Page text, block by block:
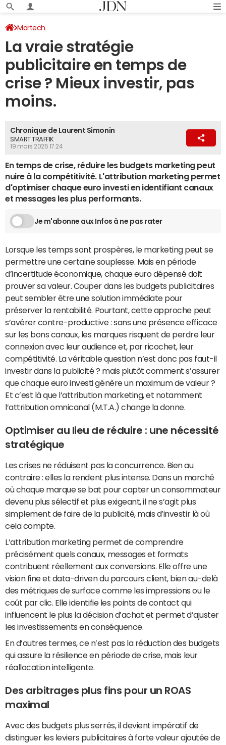
Martech
La vraie stratégie
publicitaire en temps de
crise ? Mieux investir, pas
moins.
Chronique de Laurent Simonin
SMART TRAFFIK
19 mars 2025 17:24
En temps de crise, réduire les budgets marketing peut
nuire à la compétitivité. L'attribution marketing permet
d'optimiser chaque euro investi en identifiant canaux
et messages les plus performants.
Je m'abonne aux Infos à ne pas rater
Lorsque les temps sont prospères, le marketing peut se
permettre une certaine souplesse. Mais en période
d’incertitude économique, chaque euro dépensé doit
prouver sa valeur. Couper dans les budgets publicitaires
peut sembler être une solution immédiate pour
préserver la rentabilité. Pourtant, cette approche peut
s’avérer contre-productive : sans une présence efficace
sur les bons canaux, les marques risquent de perdre leur
connexion avec leur audience et, par ricochet, leur
compétitivité. La véritable question n’est donc pas faut-il
investir dans la publicité ? mais plutôt comment s’assurer
que chaque euro investi génère un maximum de valeur ?
Et c’est là que l’attribution marketing, et notamment
l’attribution omnicanal (M.T.A.) change la donne.
Optimiser au lieu de réduire : une nécessité
stratégique
Les crises ne réduisent pas la concurrence. Bien au
contraire : elles la rendent plus intense. Dans un marché
où chaque marque se bat pour capter un consommateur
devenu plus sélectif et plus exigeant, il ne s’agit plus
simplement de faire de la publicité, mais d’investir là où
cela compte.
L’attribution marketing permet de comprendre
précisément quels canaux, messages et formats
contribuent réellement aux conversions. Elle offre une
vision fine et data-driven du parcours client, bien au-delà
des métriques de surface comme les impressions ou le
coût par clic. Elle identifie les points de contact qui
influencent le plus la décision d’achat et permet d’ajuster
les investissements en conséquence.
En d’autres termes, ce n’est pas la réduction des budgets
qui assure la résilience en période de crise, mais leur
réallocation intelligente.
Des arbitrages plus fins pour un ROAS
maximal
Avec des budgets plus serrés, il devient impératif de
distinguer les leviers publicitaires à forte valeur ajoutée de